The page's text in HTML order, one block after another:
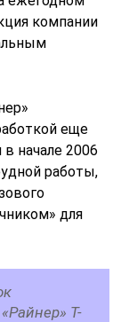
компании
еще
начале 2006
работы,
для
T-